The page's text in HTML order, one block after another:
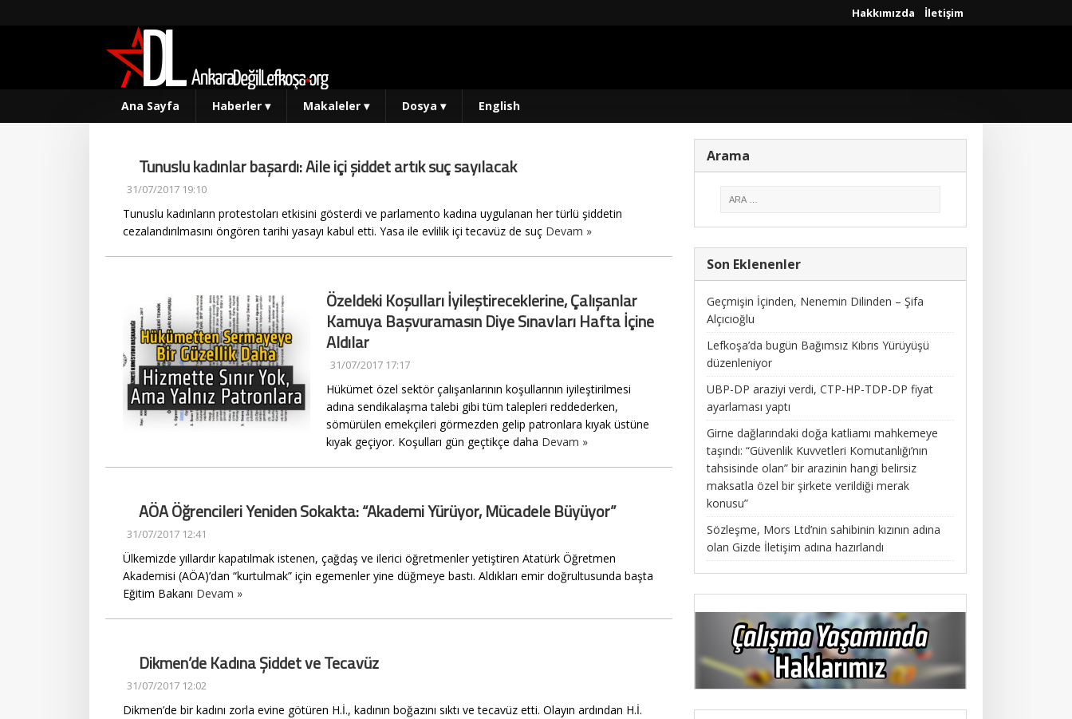
Hakkımızda İletişim
Ana Sayfa Haberler ▾ Makaleler ▾ Dosya ▾ English
Tunuslu kadınlar başardı: Aile içi şiddet artık suç sayılacak
31/07/2017 19:10
Tunuslu kadınların protestoları etkisini gösterdi ve parlamento kadına uygulanan her türlü şiddetin
cezalandırılmasını öngören tarihi yasayı kabul etti. Yasa ile evlilik içi tecavüz de suç Devam »
Özeldeki Koşulları İyileştireceklerine, Çalışanlar
Kamuya Başvuramasın Diye Sınavları Hafta İçine
Aldılar
31/07/2017 17:17
Hükümet özel sektör çalışanlarının koşullarının iyileştirilmesi
adına sendikalaşma talebi gibi tüm talepleri reddederken,
sömürülen emekçileri görmezden gelip patronlara kıyak üstüne
kıyak geçiyor. Koşulları gün geçtikçe daha Devam »
AÖA Öğrencileri Yeniden Sokakta: “Akademi Yürüyor, Mücadele Büyüyor”
31/07/2017 12:41
Ülkemizde yıllardır kapatılmak istenen, çağdaş ve ilerici öğretmenler yetiştiren Atatürk Öğretmen
Akademisi (AÖA)’dan “kurtulmak” için egemenler yine düğmeye bastı. Aldıkları emir doğrultusunda başta
Eğitim Bakanı Devam »
Dikmen’de Kadına Şiddet ve Tecavüz
31/07/2017 12:02
Dikmen’de bir kadını zorla evine götüren H.İ., kadının boğazını sıktı ve tecavüz etti. Olayın ardından H.İ.
Arama
Son Eklenenler
Geçmişin İçinden, Nenemin Dilinden – Şifa
Alçıcıoğlu
Lefkoşa’da bugün Bağımsız Kıbrıs Yürüyüşü
düzenleniyor
UBP-DP araziyi verdi, CTP-HP-TDP-DP fiyat
ayarlaması yaptı
Girne dağlarındaki doğa katliamı mahkemeye
taşındı: “Güvenlik Kuvvetleri Komutanlığı’nın
tahsisinde olan” bir arazinin hangi belirsiz
maksatla özel bir şirkete verildiği merak
konusu”
Sözleşme, Mors Ltd’nin sahibinin kızının adına
olan Gizde İletişim adına hazırlandı